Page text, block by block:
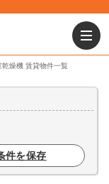
乾燥機 賃貸物件一覧
件を保存